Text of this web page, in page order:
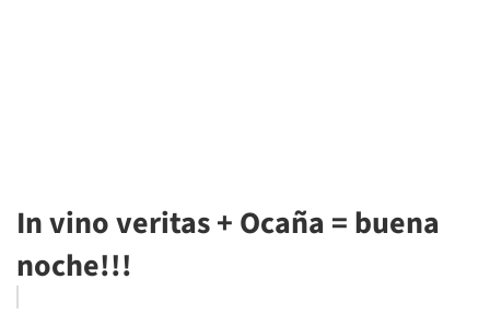
In vino veritas + Ocaña = buena
noche!!!